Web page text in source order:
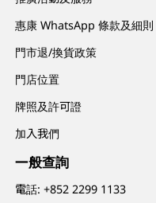
惠康 WhatsApp 條款及細則
門市退/換貨政策
門店位置
牌照及許可證
加入我們
一般查詢
電話:+852 2299 1133